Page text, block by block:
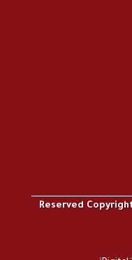
Reserved Copyright